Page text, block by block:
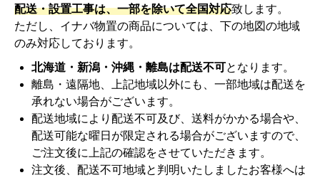
配送・設置工事は、一部を除いて全国対応致します。
ただし、イナバ物置の商品については、下の地図の地域
のみ対応しております。
北海道・新潟・沖縄・離島は配送不可となります。
離島・遠隔地、上記地域以外にも、一部地域は配送を
承れない場合がございます。
配送地域により配送不可及び、送料がかかる場合や、
配送可能な曜日が限定される場合がございますので、
ご注文後に上記の確認をさせていただきます。
注文後、配送不可地域と判明いたしましたお客様へは